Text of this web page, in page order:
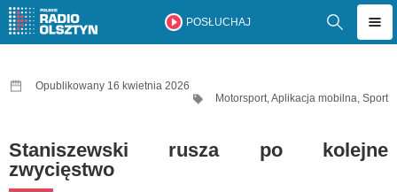
POSŁUCHAJ
Opublikowany 16 kwietnia 2026
Motorsport,Aplikacja mobilna, Sport
Staniszewski rusza po kolejne
zwycięstwo